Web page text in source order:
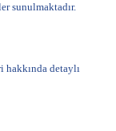
sunulmaktadır.
detaylı